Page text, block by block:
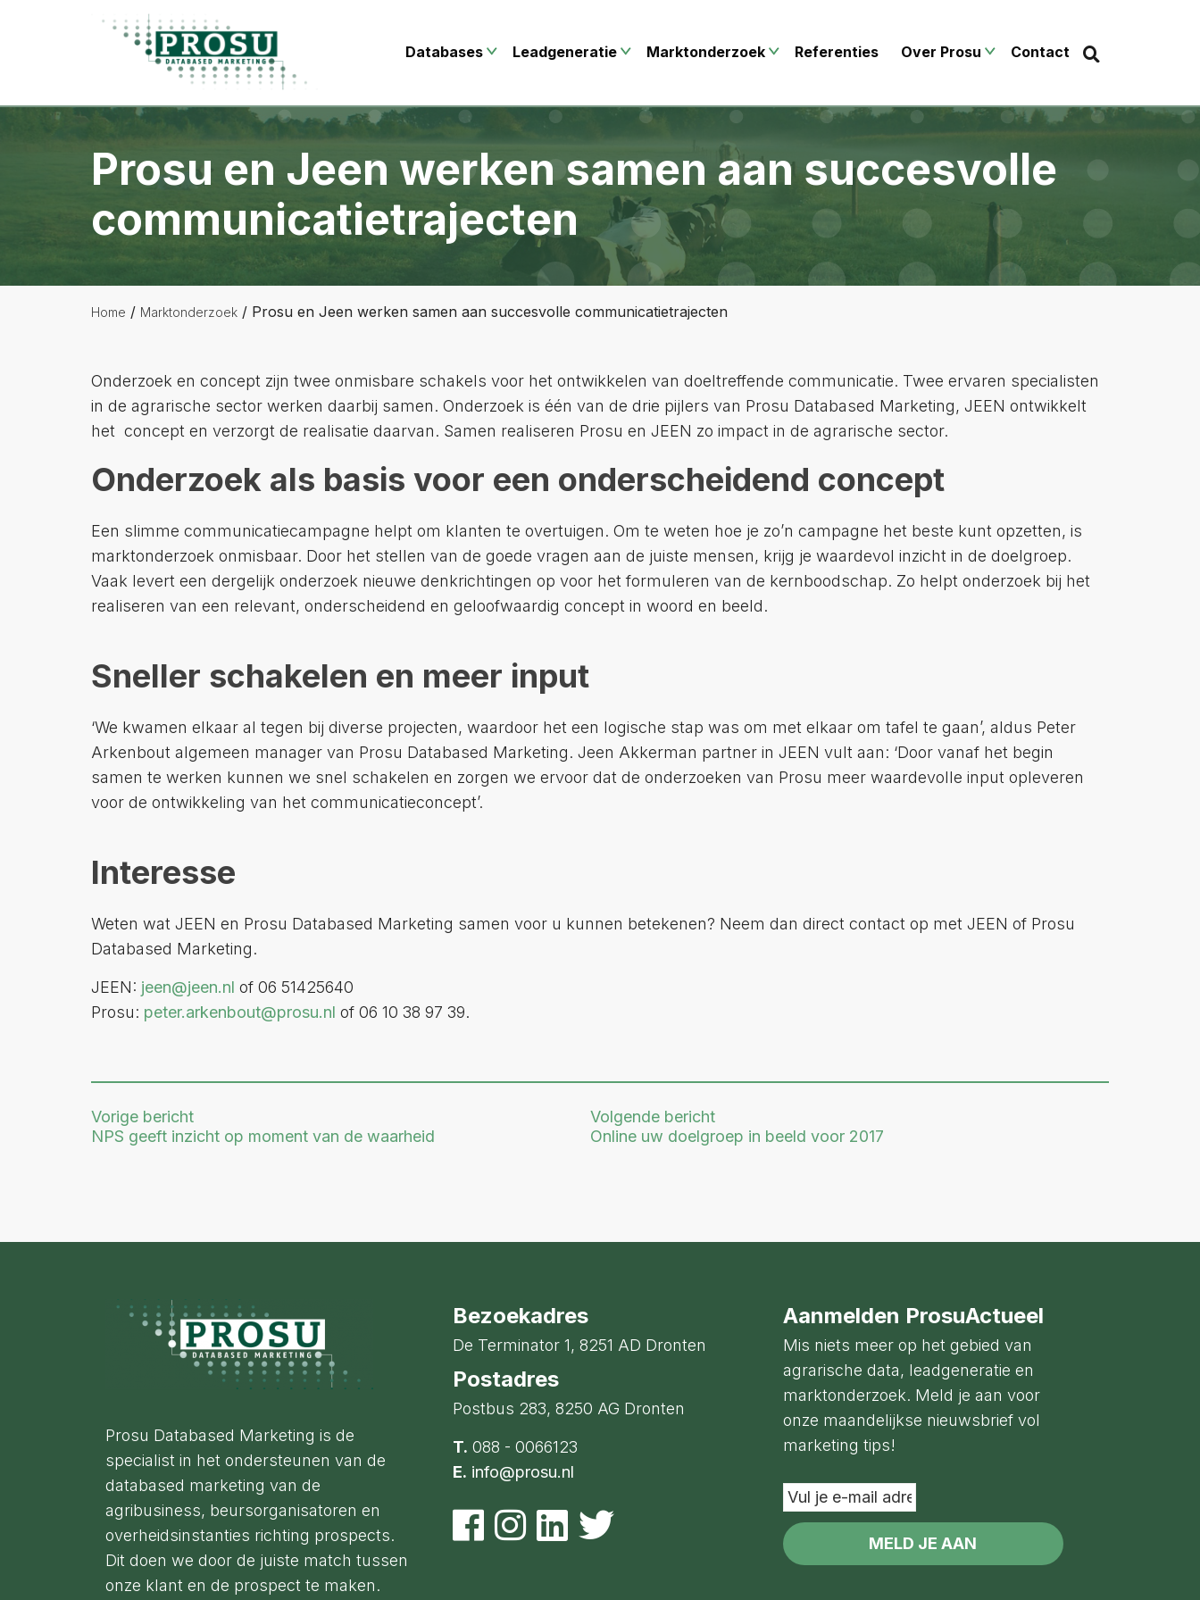
Prosu
Databased
Marketing
Databases Leadgeneratie Marktonderzoek Referenties Over Prosu Contact Zoeken...
Prosu en Jeen werken samen aan succesvolle
communicatietrajecten
Home / Marktonderzoek / Prosu en Jeen werken samen aan succesvolle communicatietrajecten
Onderzoek en concept zijn twee onmisbare schakels voor het ontwikkelen van doeltreffende communicatie. Twee ervaren specialisten
in de agrarische sector werken daarbij samen. Onderzoek is één van de drie pijlers van Prosu Databased Marketing, JEEN ontwikkelt
het concept en verzorgt de realisatie daarvan. Samen realiseren Prosu en JEEN zo impact in de agrarische sector.
Onderzoek als basis voor een onderscheidend concept
Een slimme communicatiecampagne helpt om klanten te overtuigen. Om te weten hoe je zo’n campagne het beste kunt opzetten, is
marktonderzoek onmisbaar. Door het stellen van de goede vragen aan de juiste mensen, krijg je waardevol inzicht in de doelgroep.
Vaak levert een dergelijk onderzoek nieuwe denkrichtingen op voor het formuleren van de kernboodschap. Zo helpt onderzoek bij het
realiseren van een relevant, onderscheidend en geloofwaardig concept in woord en beeld.
Sneller schakelen en meer input
‘We kwamen elkaar al tegen bij diverse projecten, waardoor het een logische stap was om met elkaar om tafel te gaan’, aldus Peter
Arkenbout algemeen manager van Prosu Databased Marketing. Jeen Akkerman partner in JEEN vult aan: ‘Door vanaf het begin
samen te werken kunnen we snel schakelen en zorgen we ervoor dat de onderzoeken van Prosu meer waardevolle input opleveren
voor de ontwikkeling van het communicatieconcept’.
Interesse
Weten wat JEEN en Prosu Databased Marketing samen voor u kunnen betekenen? Neem dan direct contact op met JEEN of Prosu
Databased Marketing.
JEEN: jeen@jeen.nl of 06 51425640
Prosu: peter.arkenbout@prosu.nl of 06 10 38 97 39.
Vorige bericht
NPS geeft inzicht op moment van de waarheid
Volgende bericht
Online uw doelgroep in beeld voor 2017
Prosu Databased Marketing is de
specialist in het ondersteunen van de
databased marketing van de
agribusiness, beursorganisatoren en
overheidsinstanties richting prospects.
Dit doen we door de juiste match tussen
onze klant en de prospect te maken.
Bezoekadres
De Terminator 1, 8251 AD Dronten
Postadres
Postbus 283, 8250 AG Dronten
T. 088 - 0066123
E. info@prosu.nl
Aanmelden ProsuActueel
Mis niets meer op het gebied van
agrarische data, leadgeneratie en
marktonderzoek. Meld je aan voor
onze maandelijkse nieuwsbrief vol
marketing tips!
Vul
je
e-
mail
adres